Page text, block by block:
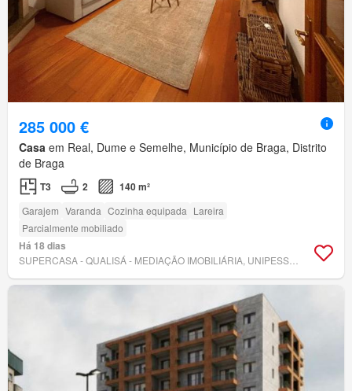
285 000 €
Casa em Real, Dume e Semelhe, Município de Braga, Distrito
de Braga
T3 2 140 m²
Garajem Varanda Cozinha equipada Lareira
Parcialmente mobiliado
Há 18 dias